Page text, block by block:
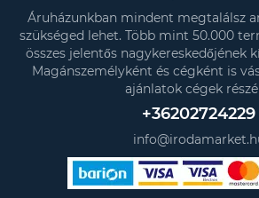
Áruházunkban mindent megtalálsz
szükséged lehet. Több mint 50.000
összes jelentős nagykereskedőjének
Magánszemélyként és cégként is
ajánlatok cégek
+36202724229